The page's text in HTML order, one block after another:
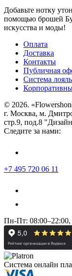
Добавьте нотку
помощью брошей
искусства и моды!
Оплата
Доставка
Контакты
Публичная
Система
© 2026.
г. Москва, м.
стр.9, под.8
Следите за нами:
+7 495 720 06 11
Пн-Пт:
Система онлайн